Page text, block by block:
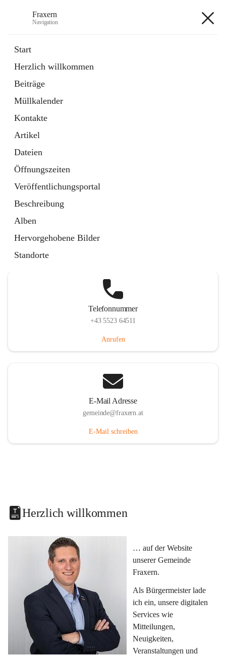
Fraxern
Navigation
Start
Herzlich willkommen
Beiträge
Müllkalender
Kontakte
Artikel
Dateien
Öffnungszeiten
Veröffentlichungsportal
Beschreibung
Alben
Hervorgehobene Bilder
Standorte
Ordner
in
Tab
Formulare
Artikel
öffnet
in
neuem
Tab
Telefonnummer
+43 5523 64511
Anrufen
E-Mail Adresse
gemeinde@fraxern.at
E-Mail schreiben
Herzlich willkommen
… auf der Website
unserer Gemeinde
Fraxern.
Als Bürgermeister lade
ich ein, unsere digitalen
Services wie
Mitteilungen,
Neuigkeiten,
Veranstaltungen und